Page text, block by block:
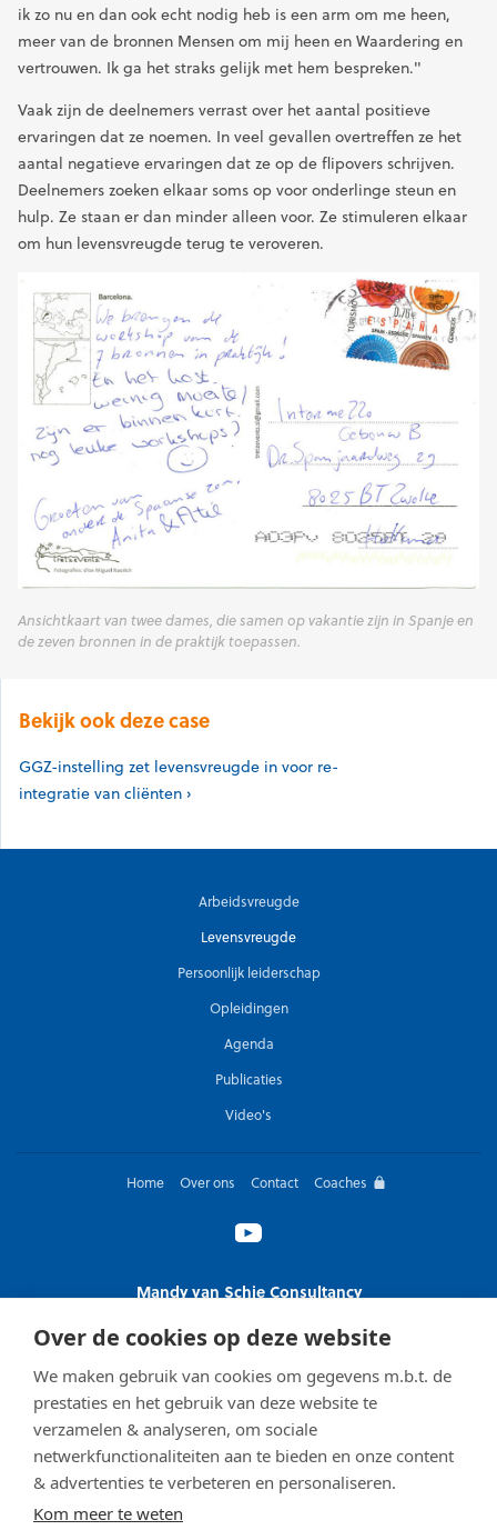
ik zo nu en dan ook echt nodig heb is een arm om me heen,
meer van de bronnen Mensen om mij heen en Waardering en
vertrouwen. Ik ga het straks gelijk met hem bespreken."
Vaak zijn de deelnemers verrast over het aantal positieve
ervaringen dat ze noemen. In veel gevallen overtreffen ze het
aantal negatieve ervaringen dat ze op de flipovers schrijven.
Deelnemers zoeken elkaar soms op voor onderlinge steun en
hulp. Ze staan er dan minder alleen voor. Ze stimuleren elkaar
om hun levensvreugde terug te veroveren.
Ansichtkaart van twee dames, die samen op vakantie zijn in Spanje en
de zeven bronnen in de praktijk toepassen.
Bekijk ook deze case
GGZ-instelling zet levensvreugde in voor re-
integratie van cliënten
Arbeidsvreugde
Levensvreugde
Persoonlijk leiderschap
Opleidingen
Agenda
Publicaties
Video's
Home Over ons Contact Coaches
Mandy van Schie Consultancy
arbeidsvreugde@mandyvanschie.nl
Algemene voorwaarden
Kees Kouwenhoven Advies
T 06 53 81 85 96
kees@ckouwenhoven.nl
Over de cookies op deze website
We maken gebruik van cookies om gegevens m.b.t. de
prestaties en het gebruik van deze website te
verzamelen & analyseren, om sociale
netwerkfunctionaliteiten aan te bieden en onze content
& advertenties te verbeteren en personaliseren.
Kom meer te weten